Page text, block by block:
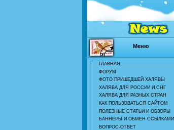
Меню
ГЛАВНАЯ
ФОРУМ
ФОТО ПРИШЕДШЕЙ ХАЛЯВЫ
ХАЛЯВА ДЛЯ РОССИИ И СНГ
ХАЛЯВА ДЛЯ РАЗНЫХ СТРАН
КАК ПОЛЬЗОВАТЬСЯ САЙТОМ
ПОЛЕЗНЫЕ СТАТЬИ И ОБЗОРЫ
БАННЕРЫ И ОБМЕН ССЫЛКАМИ
ВОПРОС-ОТВЕТ